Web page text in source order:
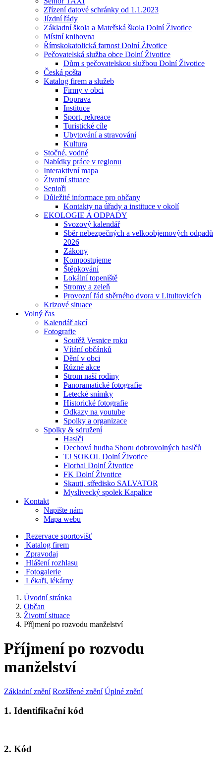
Zřízení datové schránky od 1.1.2023
Jízdní řády
Základní škola a Mateřská škola Dolní Životice
Místní knihovna
Římskokatolická farnost Dolní Životice
Pečovatelská služba obce Dolní Životice
Dům s pečovatelskou službou Dolní Životice
Česká pošta
Katalog firem a služeb
Firmy v obci
Doprava
Instituce
Sport, rekreace
Turistické cíle
Ubytování a stravování
Kultura
Stočné, vodné
Nabídky práce v regionu
Interaktivní mapa
Životní situace
Senioři
Důležité informace pro občany
Kontakty na úřady a instituce v okolí
EKOLOGIE A ODPADY
Svozový kalendář
Sběr nebezpečných a velkoobjemových odpadů
2026
Zákony
Kompostujeme
Štěpkování
Lokální topeniště
Stromy a zeleň
Provozní řád sběrného dvora v Litultovicích
Krizové situace
Volný čas
Kalendář akcí
Fotografie
Soutěž Vesnice roku
Vítání občánků
Dění v obci
Různé akce
Strom naší rodiny
Panoramatické fotografie
Letecké snímky
Historické fotografie
Odkazy na youtube
Spolky a organizace
Spolky & sdružení
Hasiči
Dechová hudba Sboru dobrovolných hasičů
TJ SOKOL Dolní Životice
Florbal Dolní Životice
FK Dolní Životice
Skauti, středisko SALVATOR
Myslivecký spolek Kapalice
Kontakt
Napište nám
Mapa webu
Rezervace sportovišť
Katalog firem
Zpravodaj
Hlášení rozhlasu
Fotogalerie
Lékaři, lékárny
Úvodní stránka
Občan
Životní situace
Příjmení po rozvodu manželství
Příjmení po rozvodu
manželství
Základní znění Rozšířené znění Úplné znění
1. Identifikační kód
2. Kód